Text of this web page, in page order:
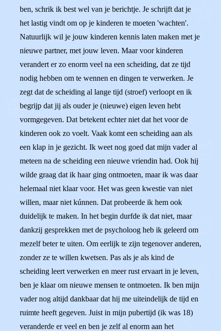
ben, schrik ik best wel van je berichtje. Je schrijft dat je
het lastig vindt om op je kinderen te moeten 'wachten'.
Natuurlijk wil je jouw kinderen kennis laten maken met je
nieuwe partner, met jouw leven. Maar voor kinderen
verandert er zo enorm veel na een scheiding, dat ze tijd
nodig hebben om te wennen en dingen te verwerken. Je
zegt dat de scheiding al lange tijd (stroef) verloopt en ik
begrijp dat jij als ouder je (nieuwe) eigen leven hebt
vormgegeven. Dat betekent echter niet dat het voor de
kinderen ook zo voelt. Vaak komt een scheiding aan als
een klap in je gezicht. Ik weet nog goed dat mijn vader al
meteen na de scheiding een nieuwe vriendin had. Ook hij
wilde graag dat ik haar ging ontmoeten, maar ik was daar
helemaal niet klaar voor. Het was geen kwestie van niet
willen, maar niet kúnnen. Dat probeerde ik hem ook
duidelijk te maken. In het begin durfde ik dat niet, maar
dankzij gesprekken met de psycholoog heb ik geleerd om
mezelf beter te uiten. Om eerlijk te zijn tegenover anderen,
zonder ze te willen kwetsen. Pas als je als kind de
scheiding leert verwerken en meer rust ervaart in je leven,
ben je klaar om nieuwe mensen te ontmoeten. Ik ben mijn
vader nog altijd dankbaar dat hij me uiteindelijk de tijd en
ruimte heeft gegeven. Juist in mijn pubertijd (ik was 18)
veranderde er veel en ben je zelf al enorm aan het